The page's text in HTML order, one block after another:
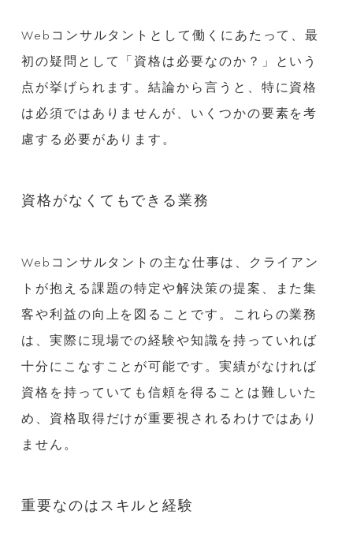
Webコンサルタントとして働くにあたって、最
初の疑問として「資格は必要なのか？」という
点が挙げられます。結論から言うと、特に資格
は必須ではありませんが、いくつかの要素を考
慮する必要があります。
資格がなくてもできる業務
Webコンサルタントの主な仕事は、クライアン
トが抱える課題の特定や解決策の提案、また集
客や利益の向上を図ることです。これらの業務
は、実際に現場での経験や知識を持っていれば
十分にこなすことが可能です。実績がなければ
資格を持っていても信頼を得ることは難しいた
め、資格取得だけが重要視されるわけではあり
ません。
重要なのはスキルと経験